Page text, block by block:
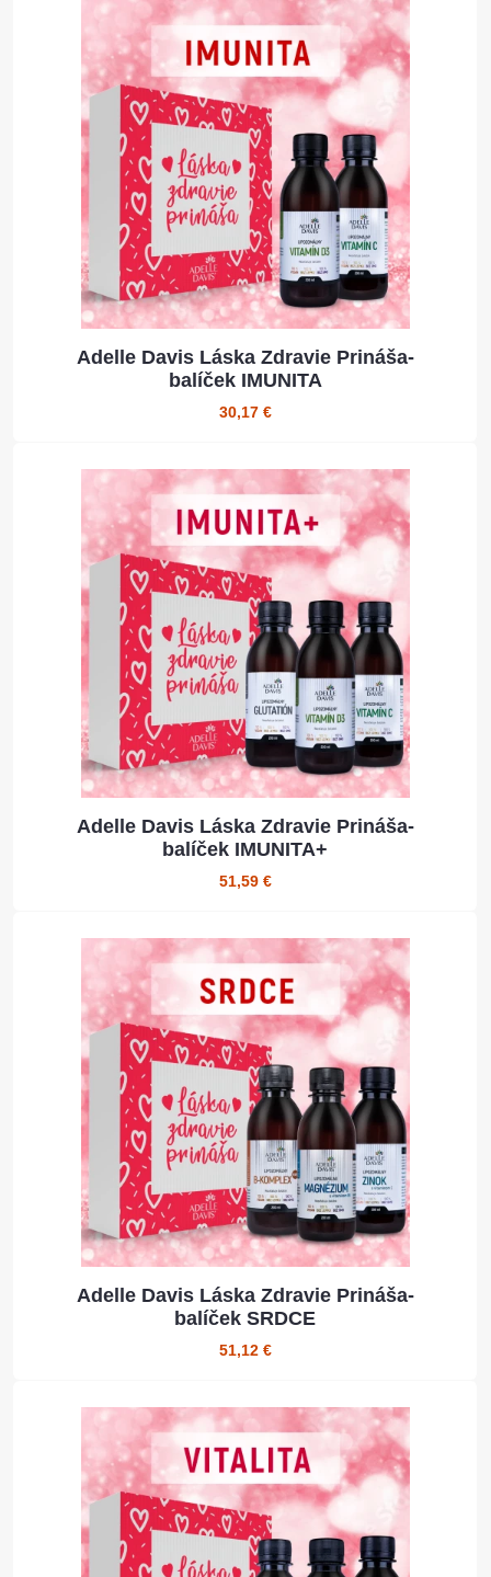
Adelle Davis Láska Zdravie Prináša-
balíček IMUNITA
30,17 €
Adelle Davis Láska Zdravie Prináša-
balíček IMUNITA+
51,59 €
Adelle Davis Láska Zdravie Prináša-
balíček SRDCE
51,12 €